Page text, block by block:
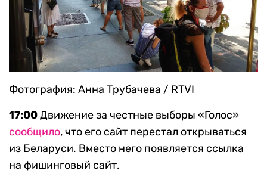
Фотография: Анна Трубачева / RTVI
17:00Движение за честные выборы «Голос»
сообщило, что его сайт перестал открываться
из Беларуси. Вместо него появляется ссылка
на фишинговый сайт.